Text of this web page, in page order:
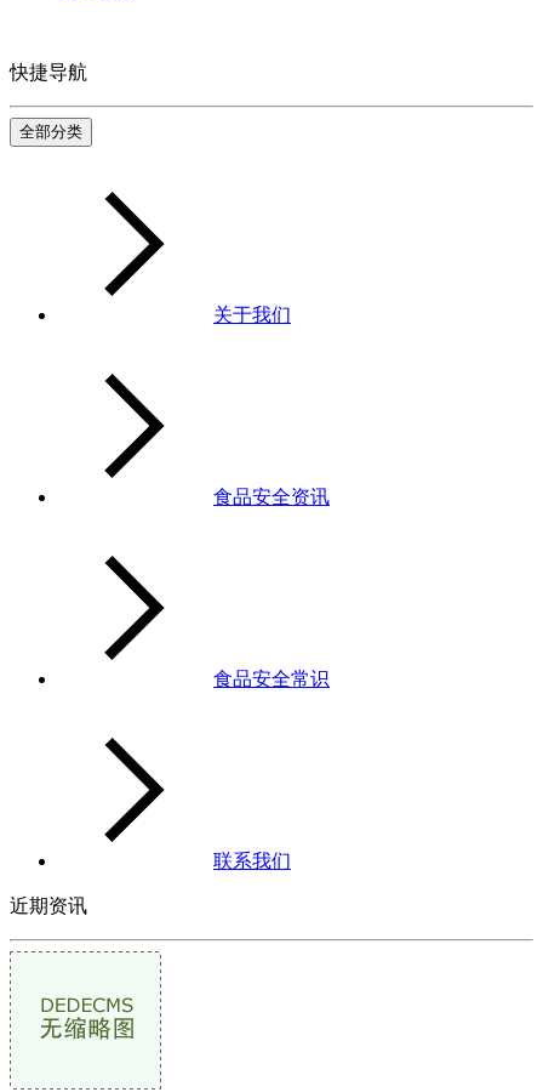
快捷导航
全部分类
关于我们
食品安全资讯
食品安全常识
联系我们
近期资讯